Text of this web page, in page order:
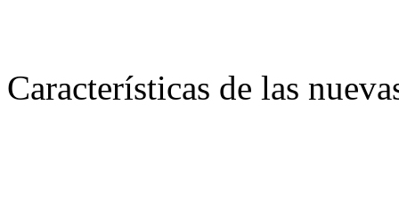
Características de las